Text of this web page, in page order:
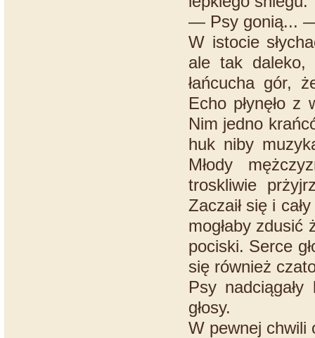
— Psy gonią... —
W istocie
ale tak daleko,
łańcucha gór,
Echo płynęło
Nim jedno
huk niby
Młody
troskliwie
Zaczaił się i
mogłaby zdusić
pociski. Serce
się również
Psy
głosy.
W pewnej chwili